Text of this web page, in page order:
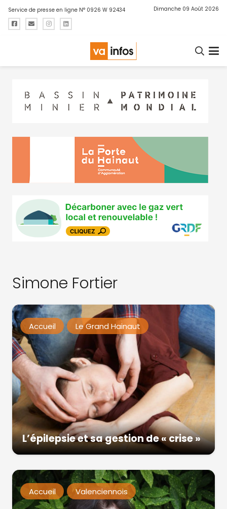
Service de presse en ligne N° 0926 W 92434 Dimanche 09 Août 2026
Simone Fortier
Accueil Le Grand Hainaut
L’épilepsie et sa gestion de « crise »
Accueil Valenciennois